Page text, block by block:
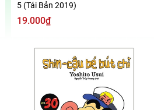
5 (Tái Bản 2019)
19.000₫